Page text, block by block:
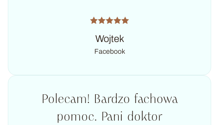
Wojtek
Facebook
Polecam! Bardzo fachowa
pomoc. Pani doktor